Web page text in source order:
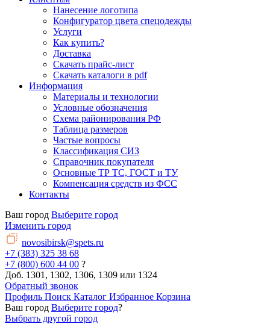
Нанесение логотипа
Конфигуратор цвета спецодежды
Услуги
Как купить?
Доставка
Скачать прайс-лист
Скачать каталоги в pdf
Информация
Материалы и технологии
Условные обозначения
Схема районирования РФ
Таблица размеров
Частые вопросы
Классификация СИЗ
Справочник покупателя
Основные ТР ТС, ГОСТ и ТУ
Компенсация средств из ФСС
Контакты
Ваш город Выберите город
Изменить город
novosibirsk@spets.ru
+7 (383) 325 38 68
+7 (800) 600 44 00 ?
Доб. 1301, 1302, 1306, 1309 или 1324
Обратный звонок
Профиль Поиск Каталог Избранное Корзина
Ваш город Выберите город?
Выбрать другой город